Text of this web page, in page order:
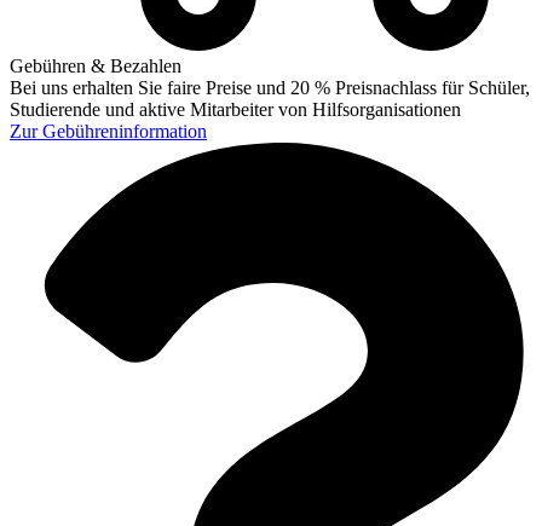
Gebühren & Bezahlen
Bei uns erhalten Sie faire Preise und 20 % Preisnachlass für Schüler,
Studierende und aktive Mitarbeiter von Hilfsorganisationen
ZurGebühreninformation